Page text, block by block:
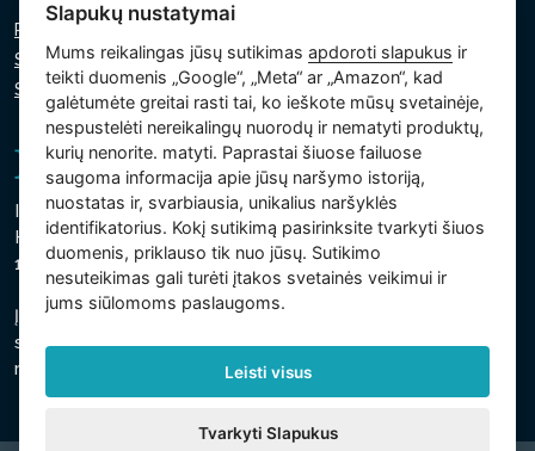
Privatumo politika
Slapukų politika
Slapukų nustatymai
Intex Trading, s.r.o.
Hradecká 2526/3
130 00 Praha 3 - Čekija
Įmonė yra registruota Prahos savivaldybės teisme, C
skyriuje, intarpas 74759
regsitracijos numeris 26150808, PVM kodas CZ26150808
Slapukų nustatymai
Mums reikalingas jūsų sutikimasapdoroti slapukus ir
teikti duomenis „Google“, „Meta“ ar „Amazon“, kad
galėtumėte greitai rasti tai, ko ieškote mūsų svetainėje,
nespustelėti nereikalingų nuorodų ir nematyti produktų,
kurių nenorite. matyti. Paprastai šiuose failuose
saugoma informacija apie jūsų naršymo istoriją,
nuostatas ir, svarbiausia, unikalius naršyklės
identifikatorius. Kokį sutikimą pasirinksite tvarkyti šiuos
duomenis, priklauso tik nuo jūsų. Sutikimo
nesuteikimas gali turėti įtakos svetainės veikimui ir
jums siūlomoms paslaugoms.
Leisti visus
Tvarkyti Slapukus